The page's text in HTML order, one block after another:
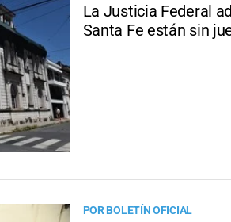
La Justicia Federal
Santa Fe están sin
POR BOLETÍN OFICIAL